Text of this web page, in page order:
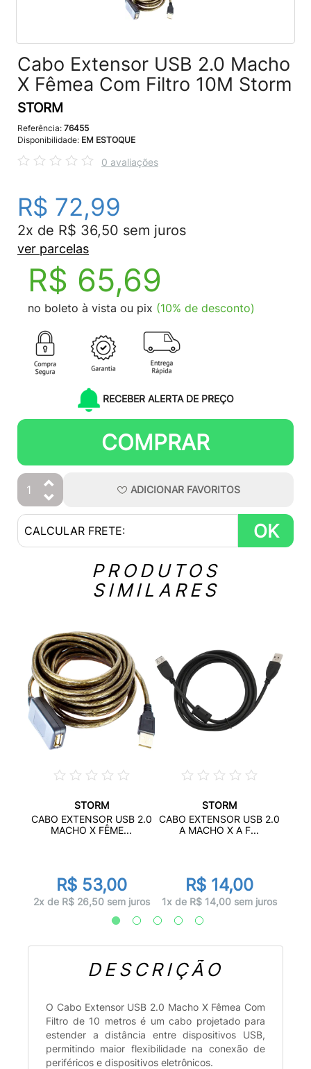
Cabo Extensor USB 2.0 Macho
X Fêmea Com Filtro 10M Storm
STORM
Referência: 76455
Disponibilidade: EM ESTOQUE
0 avaliações
R$ 72,99
2x de R$ 36,50 sem juros
ver parcelas
R$ 65,69
no boleto à vista ou pix (10% de desconto)
RECEBER ALERTA DE PREÇO
COMPRAR
ADICIONAR FAVORITOS
OK
PRODUTOS
SIMILARES
STORM
CABO EXTENSOR USB 2.0
MACHO X FÊME...
R$ 53,00
2x de R$ 26,50 sem juros
STORM
CABO EXTENSOR USB 2.0
A MACHO X A F...
R$ 14,00
1x de R$ 14,00 sem juros
DESCRIÇÃO
O Cabo Extensor USB 2.0 Macho X Fêmea Com
Filtro de 10 metros é um cabo projetado para
estender a distância entre dispositivos USB,
permitindo maior flexibilidade na conexão de
periféricos e dispositivos eletrônicos.